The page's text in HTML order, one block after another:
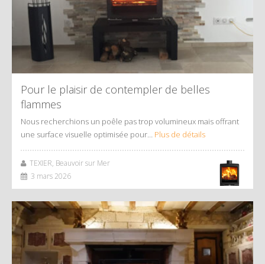
Pour le plaisir de contempler de belles
flammes
Nous recherchions un poêle pas trop volumineux mais offrant
une surface visuelle optimisée pour… Plus de détails
TEXIER, Beauvoir sur Mer
3 mars 2026